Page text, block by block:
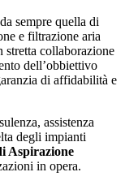
sempre quella di
e filtrazione aria
stretta collaborazione
dell’obbiettivo
di affidabilità e
assistenza
degli impianti
Aspirazione
in opera.